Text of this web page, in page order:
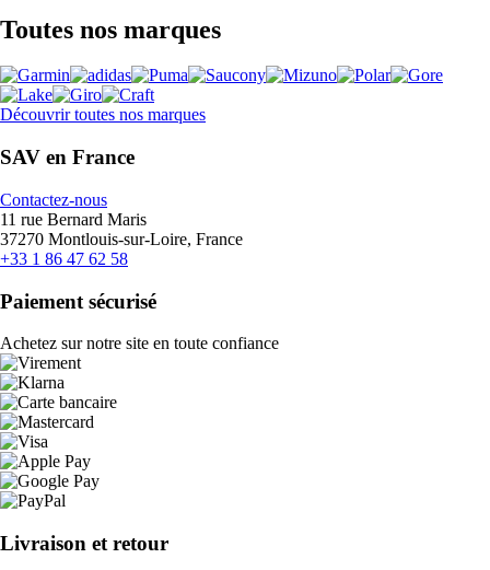
Toutes nos marques
Découvrir toutes nos marques
SAV en France
Contactez-nous
11 rue Bernard Maris
37270 Montlouis-sur-Loire, France
+33 1 86 47 62 58
Paiement sécurisé
Achetez sur notre site en toute confiance
Livraison et retour